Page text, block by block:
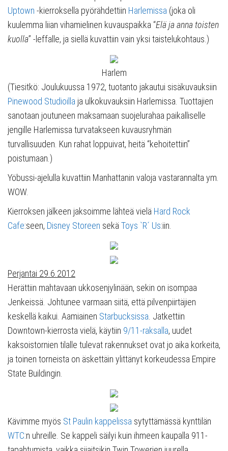
Uptown -kierroksella pyörähdettiin Harlemissa (joka oli
kuulemma liian vihamielinen kuvauspaikka “Elä ja anna toisten
kuolla” -leffalle, ja siellä kuvattiin vain yksi taistelukohtaus.)
Harlem
(Tiesitkö: Joulukuussa 1972, tuotanto jakautui sisäkuvauksiin
Pinewood Studioilla ja ulkokuvauksiin Harlemissa. Tuottajien
sanotaan joutuneen maksamaan suojelurahaa paikalliselle
jengille Harlemissa turvatakseen kuvausryhmän
turvallisuuden. Kun rahat loppuivat, heitä “kehoitettiin”
poistumaan.)
Yöbussi-ajelulla kuvattiin Manhattanin valoja vastarannalta ym.
WOW.
Kierroksen jälkeen jaksoimme lähteä vielä Hard Rock
Cafe:seen, Disney Storeen sekä Toys `R´ Us:iin.
Perjantai 29.6.2012
Herättiin mahtavaan ukkosenjylinään, sekin on isompaa
Jenkeissä. Johtunee varmaan siitä, että pilvenpiirtäjien
keskellä kaikui. Aamiainen Starbucksissa . Jatkettiin
Downtown-kierrosta vielä, käytiin 9/11-raksalla, uudet
kaksoistornien tilalle tulevat rakennukset ovat jo aika korkeita,
ja toinen torneista on äskettäin ylittänyt korkeudessa Empire
State Buildingin.
Kävimme myös St Paulin kappelissa sytyttämässä kynttilän
WTC:n uhreille. Se kappeli säilyi kuin ihmeen kaupalla 911-